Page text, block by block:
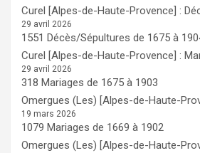
Curel [Alpes-de-Haute-Provence] :
29 avril 2026
1551 Décès/Sépultures de 1675 à
Curel [Alpes-de-Haute-Provence] :
29 avril 2026
318 Mariages de 1675 à 1903
Omergues (Les) [Alpes-de-Haute-
19 mars 2026
1079 Mariages de 1669 à 1902
Omergues (Les) [Alpes-de-Haute-